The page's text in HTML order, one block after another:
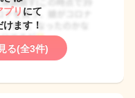
リ にて
ます！
る(全3件)